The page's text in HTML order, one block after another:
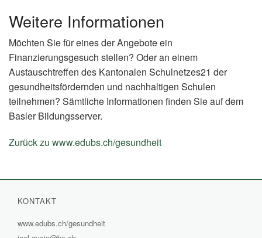
Weitere Informationen
Möchten Sie für eines der Angebote ein
Finanzierungsgesuch stellen? Oder an einem
Austauschtreffen des Kantonalen Schulnetzes21 der
gesundheitsfördernden und nachhaltigen Schulen
teilnehmen? Sämtliche Informationen finden Sie auf dem
Basler Bildungsserver.
Zurück zu www.edubs.ch/gesundheit
KONTAKT
www.edubs.ch/gesundheit